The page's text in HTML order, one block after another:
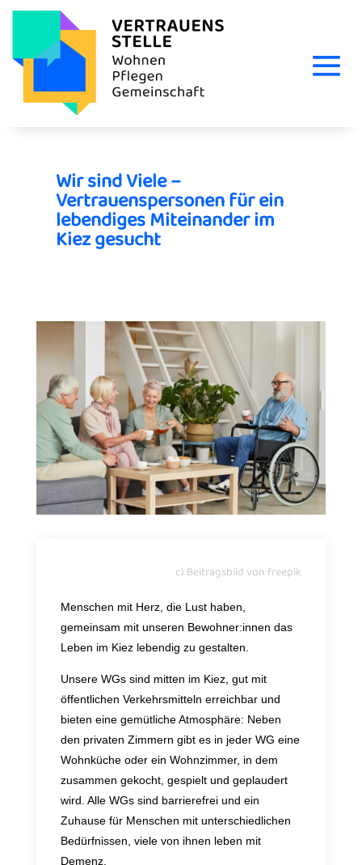
Wir sind Viele –
Vertrauenspersonen für ein
lebendiges Miteinander im
Kiez gesucht
c) Beitragsbild von freepik
Menschen mit Herz, die Lust haben,
gemeinsam mit unseren Bewohner:innen das
Leben im Kiez lebendig zu gestalten.
Unsere WGs sind mitten im Kiez, gut mit
öffentlichen Verkehrsmitteln erreichbar und
bieten eine gemütliche Atmosphäre: Neben
den privaten Zimmern gibt es in jeder WG eine
Wohnküche oder ein Wohnzimmer, in dem
zusammen gekocht, gespielt und geplaudert
wird. Alle WGs sind barrierefrei und ein
Zuhause für Menschen mit unterschiedlichen
Bedürfnissen, viele von ihnen leben mit
Demenz.